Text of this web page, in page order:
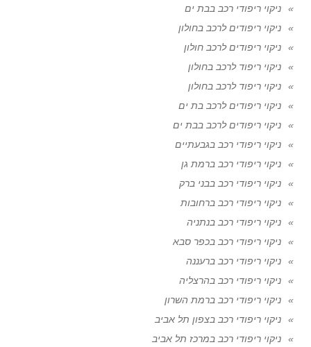
ניקוי ריפודי רכב בבת ים
ניקוי ריפודים לרכב בחולון
ניקוי ריפודים לרכב חולון
ניקוי ריפוד לרכב בחולון
ניקוי ריפוד לרכב בחולון
ניקוי ריפודים לרכב בת ים
ניקוי ריפודים לרכב בבת ים
ניקוי ריפודי רכב בגבעתיים
ניקוי ריפודי רכב ברמת גן
ניקוי ריפודי רכב בבני ברק
ניקוי ריפודי רכב ברחובות
ניקוי ריפודי רכב בנתניה
ניקוי ריפודי רכב בכפר סבא
ניקוי ריפודי רכב ברעננה
ניקוי ריפודי רכב בהרצליה
ניקוי ריפודי רכב ברמת השרון
ניקוי ריפודי רכב בצפון תל אביב
ניקוי ריפודי רכב במרכז תל אביב